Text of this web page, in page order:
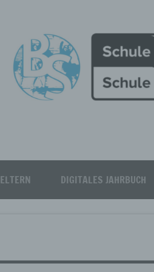
plus
ELTERN DIGITALES JAHRBUCH